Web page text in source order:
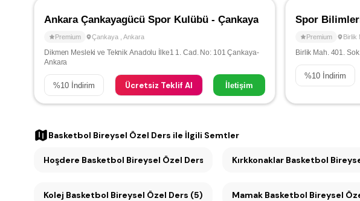
Ankara Çankayagücü Spor Kulübü - Çankaya
Premium Çankaya Ankara
Dikmen Mesleki ve Teknik Anadolu İlke1 1. Cad. No: 101 Çankaya-
Ankara
%10 İndirim Ücretsiz Teklif Al İletişim
Spor
Premium Birlik
Birlik Mah. 401.
%10 İndirim
Basketbol Bireysel Özel Ders ile İlgili Semtler
Hoşdere Basketbol Bireysel Özel Ders (6) Kırkkonaklar Basketbol
Kolej Basketbol Bireysel Özel Ders (5) Mamak Basketbol Bireysel